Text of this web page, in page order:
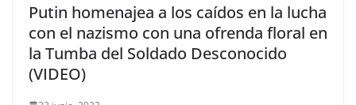
Putin homenajea a los caídos en la lucha
con el nazismo con una ofrenda floral en
la Tumba del Soldado Desconocido
(VIDEO)